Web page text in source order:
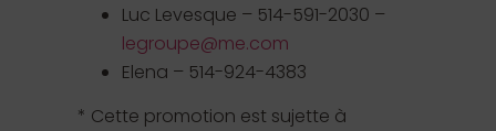
Luc Levesque – 514-591-2030 –
legroupe@me.com
Elena – 514-924-4383
* Cette promotion est sujette à